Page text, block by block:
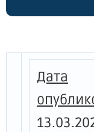
субсидий
Дата